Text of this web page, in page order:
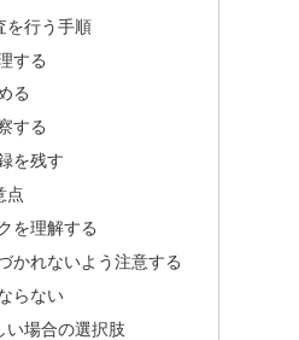
を行う手順
する
る
する
を残す
点
を理解する
かれないよう注意する
らない
い場合の選択肢